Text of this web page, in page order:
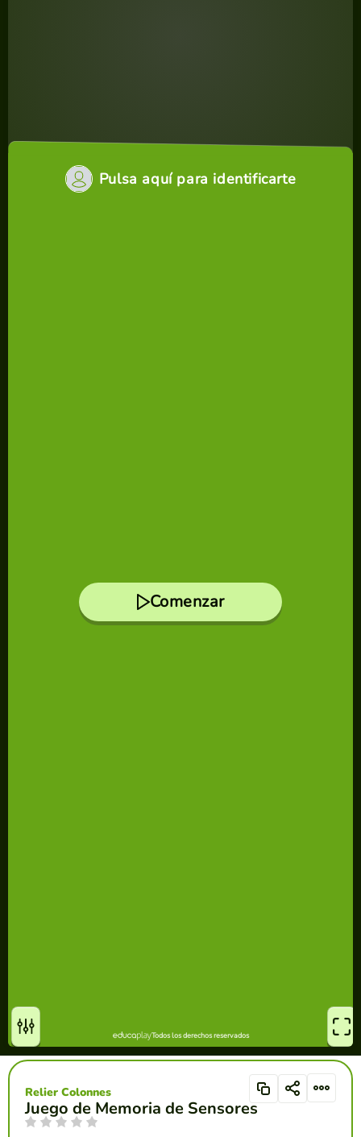
Juego de Memoria de Sensores
Relier Colonnes